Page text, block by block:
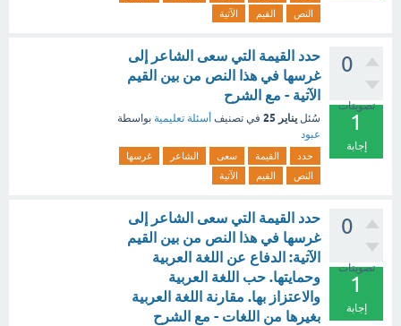
النص
القيم الآتية
0
تصويتات
1
إجابة
حدد القيمة التي سعى الشاعر إلى
غرسها في هذا النص من بين القيم
الآتية - مع الشرح
سُئل يناير 25 في تصنيف أسئلة تعليمية بواسطة
عبود
حدد القيمة سعى الشاعر
غرسها
النص
القيم الآتية
0
تصويتات
1
إجابة
حدد القيمة التي سعى الشاعر إلى
غرسها في هذا النص من بين القيم
الآتية: الدفاع عن اللغة العربية
وحمايتها. حب اللغة العربية
والاعتزاز بها. مقارنة اللغة العربية
بغيرها من اللغات - مع الشرح